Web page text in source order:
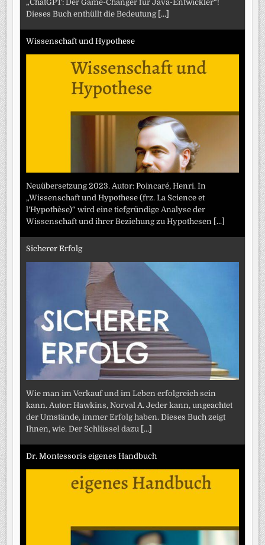
„ChatGPT: Der Game-Changer für Java-Entwickler“!
Dieses Buch enthüllt die Bedeutung [...]
Wissenschaft und Hypothese
Neuübersetzung 2023. Autor: Poincaré, Henri. In
„Wissenschaft und Hypothese (frz. La Science et
l’Hypothèse)“ wird eine tiefgründige Analyse der
Wissenschaft und ihrer Beziehung zu Hypothesen
[...]
Sicherer Erfolg
Wie man im Verkauf und im Leben erfolgreich sein
kann. Autor: Hawkins, Norval A. Jeder kann, ungeachtet
der Umstände, immer Erfolg haben. Dieses Buch zeigt
Ihnen, wie. Der Schlüssel dazu
[...]
Dr. Montessoris eigenes Handbuch